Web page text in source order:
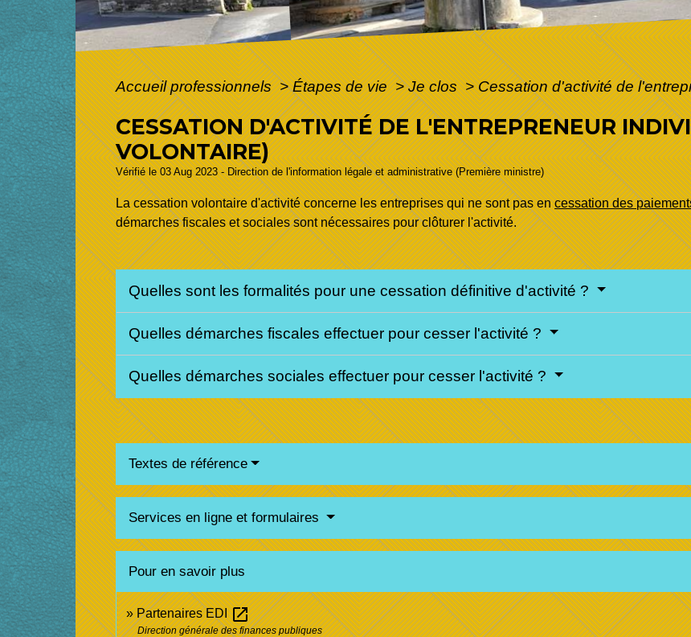
Accueil professionnels> Étapes de vie> Je clos> Cessation d'activité de
CESSATION D'ACTIVITÉ DE L'ENTREPRENEUR
VOLONTAIRE)
Vérifié le 03 Aug 2023 - Direction de l'information légale et administrative (Première ministre)
La cessation volontaire d'activité concerne les entreprises qui ne sont pas encessation des
démarches fiscales et sociales sont nécessaires pour clôturer l'activité.
Quelles sont les formalités pour une cessation définitive d'activité ?
Quelles démarches fiscales effectuer pour cesser l'activité ?
Quelles démarches sociales effectuer pour cesser l'activité ?
Textes de référence
Services en ligne et formulaires
Pour en savoir plus
Partenaires EDIopen_in_new
Direction générale des finances publiques